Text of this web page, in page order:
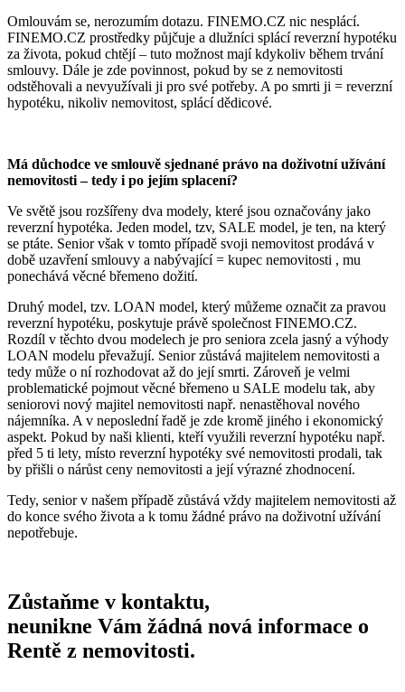
Omlouvám se, nerozumím dotazu. FINEMO.CZ nic nesplácí.
FINEMO.CZ prostředky půjčuje a dlužníci splácí reverzní hypotéku
za života, pokud chtějí – tuto možnost mají kdykoliv během trvání
smlouvy. Dále je zde povinnost, pokud by se z nemovitosti
odstěhovali a nevyužívali ji pro své potřeby. A po smrti ji = reverzní
hypotéku, nikoliv nemovitost, splácí dědicové.
Má důchodce ve smlouvě sjednané právo na doživotní užívání
nemovitosti – tedy i po jejím splacení?
Ve světě jsou rozšířeny dva modely, které jsou označovány jako
reverzní hypotéka. Jeden model, tzv, SALE model, je ten, na který
se ptáte. Senior však v tomto případě svoji nemovitost prodává v
době uzavření smlouvy a nabývající = kupec nemovitosti , mu
ponechává věcné břemeno dožití.
Druhý model, tzv. LOAN model, který můžeme označit za pravou
reverzní hypotéku, poskytuje právě společnost FINEMO.CZ.
Rozdíl v těchto dvou modelech je pro seniora zcela jasný a výhody
LOAN modelu převažují. Senior zůstává majitelem nemovitosti a
tedy může o ní rozhodovat až do její smrti. Zároveň je velmi
problematické pojmout věcné břemeno u SALE modelu tak, aby
seniorovi nový majitel nemovitosti např. nenastěhoval nového
nájemníka. A v neposlední řadě je zde kromě jiného i ekonomický
aspekt. Pokud by naši klienti, kteří využili reverzní hypotéku např.
před 5 ti lety, místo reverzní hypotéky své nemovitosti prodali, tak
by přišli o nárůst ceny nemovitosti a její výrazné zhodnocení.
Tedy, senior v našem případě zůstává vždy majitelem nemovitosti až
do konce svého života a k tomu žádné právo na doživotní užívání
nepotřebuje.
Zůstaňme v kontaktu,
neunikne Vám žádná nová informace o
Rentě z nemovitosti.